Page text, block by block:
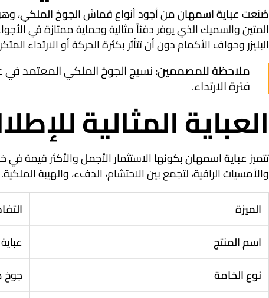
صُنعتعباية اسمهانمن أجود أنواع قماشالجوخ الملكي،
المتين والسميك الذي يوفر دفئاً مثالية وحماية ممتازة في
البليزر وحواف الأكمام دون أن تتأثر بكثرة الحركة أو الارتداء
ملاحظة للمصممين:نسيج الجوخ الملكي المعتمد في
فترة الارتداء.
العباية المثالية
تتميزعباية اسمهانبكونها الاستثمار الأجمل والأكثر قيمة
والأمسيات الراقية، لتجمع بين الاحتشام، الدفء، والهيبة الملكية.
الميزة
اسم المنتج
نوع الخامة
جوخ